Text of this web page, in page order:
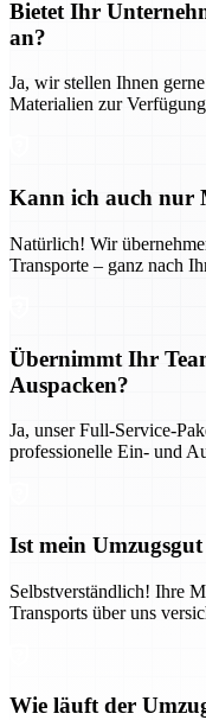
Bietet Ihr
an?
Ja, wir stellen Ihnen
Materialien zur
Kann ich auch nur
Natürlich! Wir
Transporte – ganz nach
Übernimmt Ihr
Auspacken?
Ja, unser Full-Service-
professionelle Ein- und
Ist mein
Selbstverständlich! Ihre
Transports über uns
Wie läuft der